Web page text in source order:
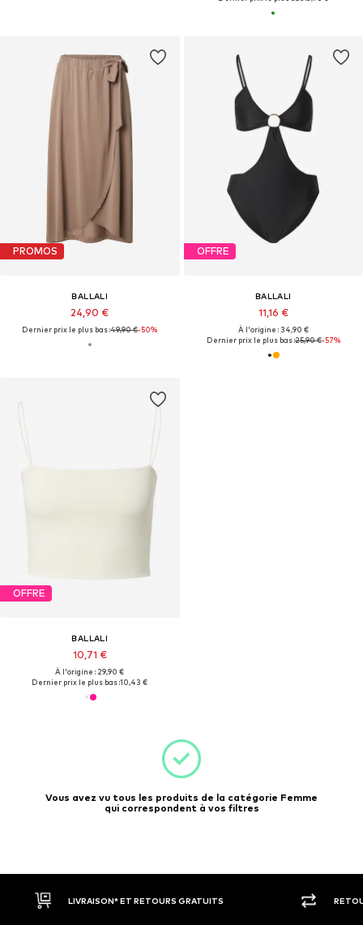
PROMOS
BALLALI
24,90 €
Dernier prix le plus bas :49,90 €-50%
OFFRE
BALLALI
11,16 €
À l'origine : 34,90 €
Dernier prix le plus bas :25,90 €-57%
OFFRE
BALLALI
10,71 €
À l'origine : 29,90 €
Dernier prix le plus bas :10,43 €
Vous avez vu tous les produits de la catégorie Femme
qui correspondent à vos filtres
RETOUR SOUS 30 JOURS LARGE